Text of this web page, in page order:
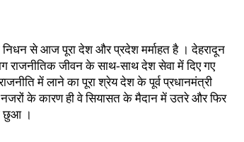
से आज पूरा देश और प्रदेश मर्माहत है । देहरादून
राजनीतिक जीवन के साथ-साथ देश सेवा में दिए गए
में लाने का पूरा श्रेय देश के पूर्व प्रधानमंत्री
नजरों के कारण ही वे सियासत के मैदान में उतरे और फिर
छुआ ।